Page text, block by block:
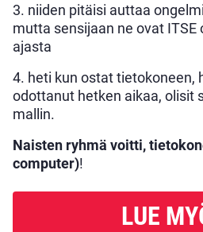
3. niiden pitäisi auttaa
mutta sensijaan ne ovat ITSE
ajasta
4. heti kun ostat tietokoneen,
odottanut hetken aikaa, olisit
mallin.
Naisten ryhmä voitti,
computer)!
LUE